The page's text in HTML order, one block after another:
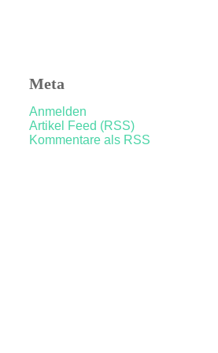
Meta
Anmelden
Artikel Feed (RSS)
Kommentare als RSS